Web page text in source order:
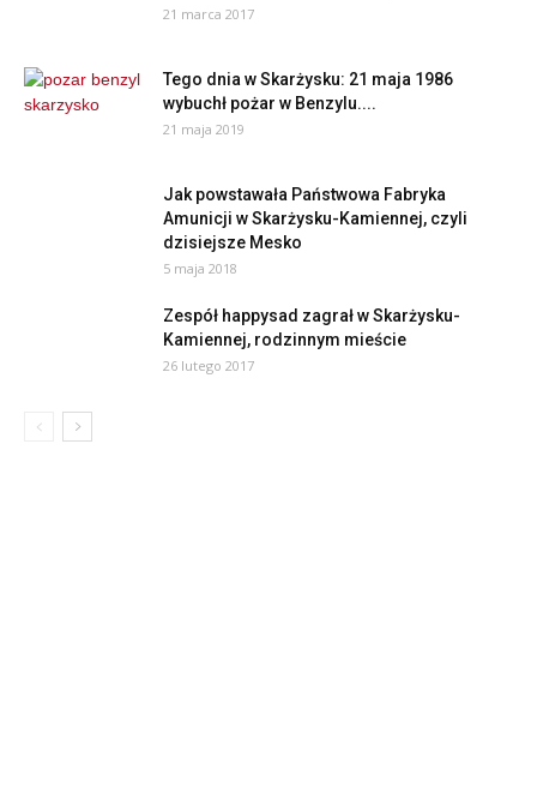
21 marca 2017
Tego dnia w Skarżysku: 21 maja 1986
wybuchł pożar w Benzylu....
21 maja 2019
Jak powstawała Państwowa Fabryka
Amunicji w Skarżysku-Kamiennej, czyli
dzisiejsze Mesko
5 maja 2018
Zespół happysad zagrał w Skarżysku-
Kamiennej, rodzinnym mieście
26 lutego 2017